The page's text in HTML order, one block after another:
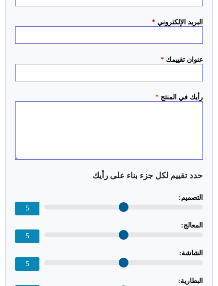
البريد الإلكتروني *
عنوان تقييمك *
رأيك في المنتج *
حدد تقييم لكل جزء بناء على رأيك
التصميم:
5
المعالج:
5
الشاشة:
5
البطارية: